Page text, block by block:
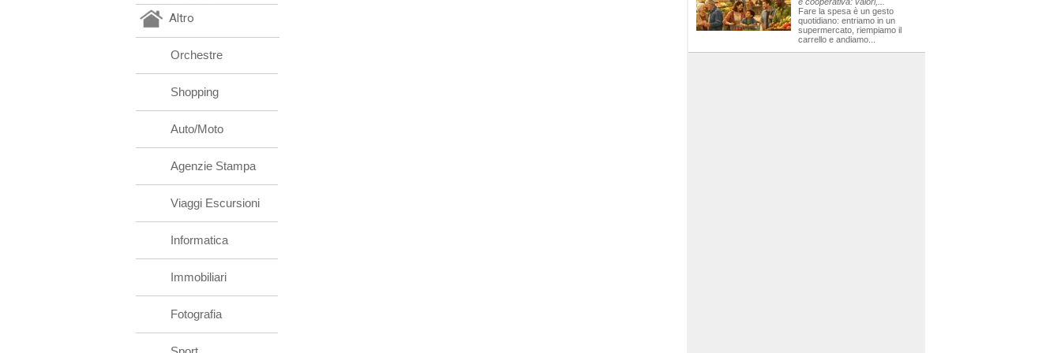
Altro
Orchestre
Shopping
Auto/Moto
Agenzie Stampa
Viaggi Escursioni
Informatica
Immobiliari
Fotografia
Fare la spesa è un gesto
quotidiano: entriamo in un
supermercato, riempiamo il
carrello e andiamo...